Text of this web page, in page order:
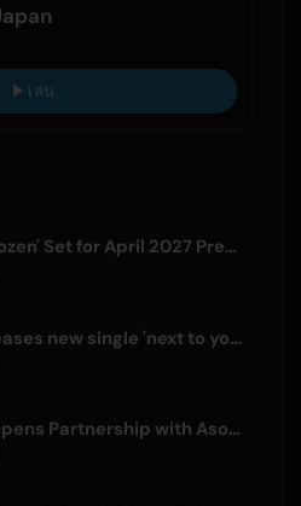
เล่น
TV Anime 'Shozen' Set for April 2027 Premiere on Fuji TV
Sagiri Sol releases new single 'next to your love' after hiatus
Kizuna AI Deepens Partnership with Asobisystem Ahead of 10th Anniversary World Tour